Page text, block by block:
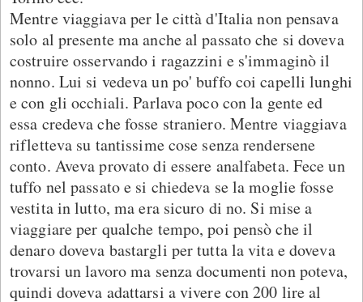
Mentre viaggiava per le città d'Italia non pensava
solo al presente ma anche al passato che si doveva
costruire osservando i ragazzini e s'immaginò il
nonno. Lui si vedeva un po' buffo coi capelli lunghi
e con gli occhiali. Parlava poco con la gente ed
essa credeva che fosse straniero. Mentre viaggiava
rifletteva su tantissime cose senza rendersene
conto. Aveva provato di essere analfabeta. Fece un
tuffo nel passato e si chiedeva se la moglie fosse
vestita in lutto, ma era sicuro di no. Si mise a
viaggiare per qualche tempo, poi pensò che il
denaro doveva bastargli per tutta la vita e doveva
trovarsi un lavoro ma senza documenti non poteva,
quindi doveva adattarsi a vivere con 200 lire al